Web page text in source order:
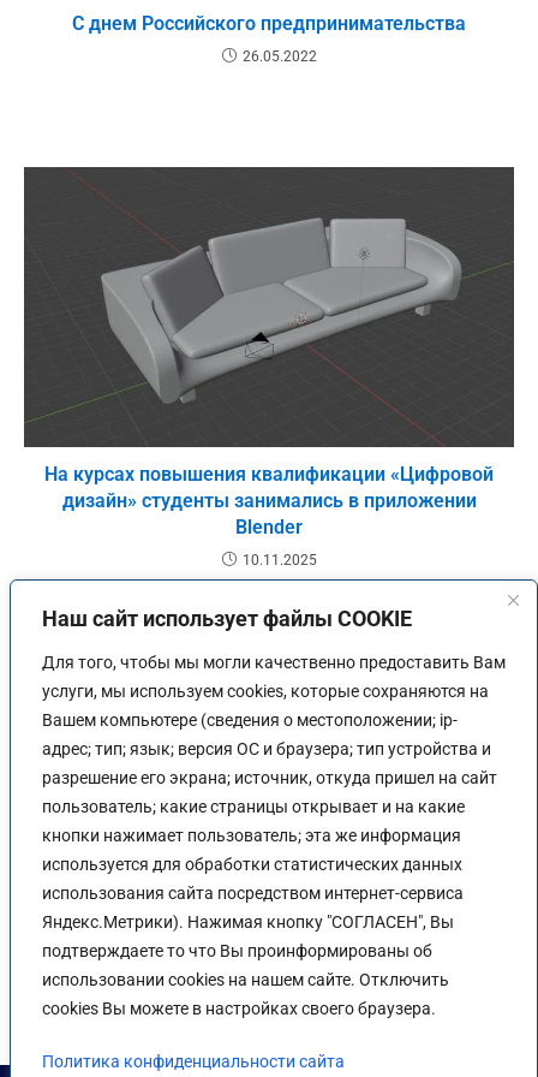
Наш сайт использует файлы COOKIE
Для того, чтобы мы могли качественно предоставить Вам
услуги, мы используем cookies, которые сохраняются на
Вашем компьютере (сведения о местоположении; ip-
адрес; тип; язык; версия ОС и браузера; тип устройства и
разрешение его экрана; источник, откуда пришел на сайт
пользователь; какие страницы открывает и на какие
кнопки нажимает пользователь; эта же информация
используется для обработки статистических данных
использования сайта посредством интернет-сервиса
Яндекс.Метрики). Нажимая кнопку "СОГЛАСЕН", Вы
подтверждаете то что Вы проинформированы об
использовании cookies на нашем сайте. Отключить
cookies Вы можете в настройках своего браузера.
Политика конфиденциальности сайта
С днем Российского предпринимательства
26.05.2022
На курсах повышения квалификации «Цифровой
дизайн» студенты занимались в приложении
Blender
10.11.2025
Студенты Сальского института на курсах дизайна
22.11.2025